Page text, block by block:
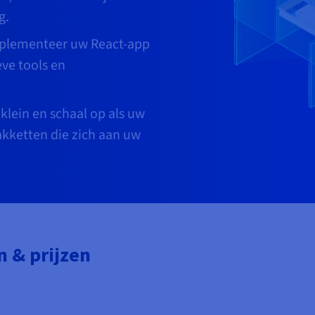
uw React-app
tools en
en schaal op als uw
die zich aan uw
& prijzen